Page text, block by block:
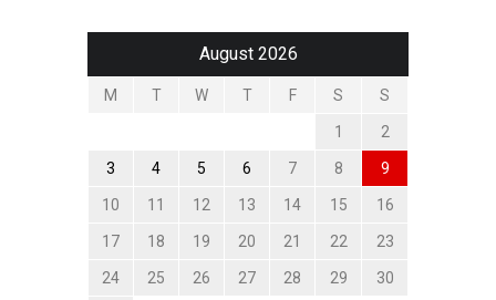
August 2026
M T W T F S S
1 2
3 4 5 6 7 8 9
10 11 12 13 14 15 16
17 18 19 20 21 22 23
24 25 26 27 28 29 30